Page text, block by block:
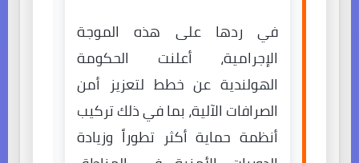
في ردها على هذه الموجة
الإجرامية، أعلنت الحكومة
الهولندية عن خطط لتعزيز أمن
الصرافات الآلية، بما في ذلك تركيب
أنظمة حماية أكثر تطوراً وزيادة